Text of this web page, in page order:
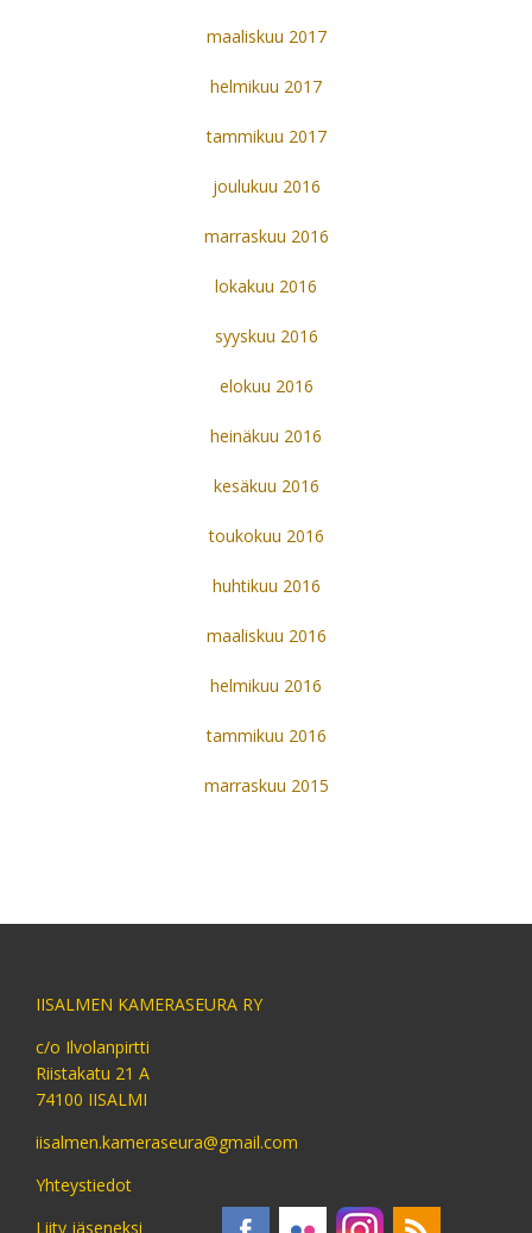
maaliskuu 2017
helmikuu 2017
tammikuu 2017
joulukuu 2016
marraskuu 2016
lokakuu 2016
syyskuu 2016
elokuu 2016
heinäkuu 2016
kesäkuu 2016
toukokuu 2016
huhtikuu 2016
maaliskuu 2016
helmikuu 2016
tammikuu 2016
marraskuu 2015
IISALMEN KAMERASEURA RY
c/o Ilvolanpirtti
Riistakatu 21 A
74100 IISALMI
iisalmen.kameraseura@gmail.com
Yhteystiedot
Liity jäseneksi